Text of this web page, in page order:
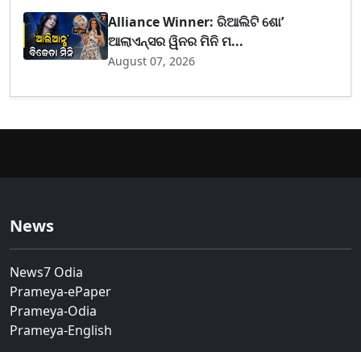
Alliance Winner: ରିଆଲିଟି ଶୋ’
ଆଲାଏନ୍ସର ୱିନର ମିନି ମ...
August 07, 2026
News
News7 Odia
Prameya-ePaper
Prameya-Odia
Prameya-English